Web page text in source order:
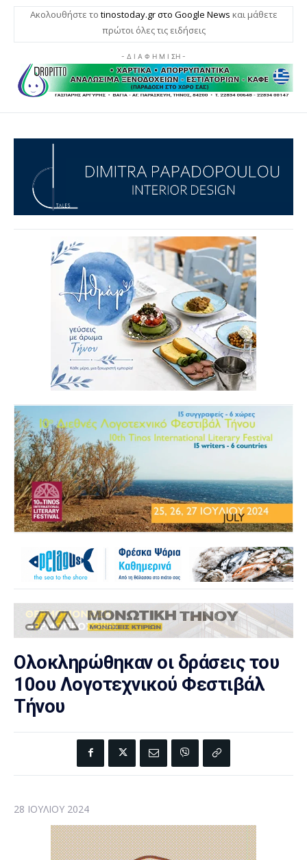
Ακολουθήστε το tinostoday.gr στο Google News και μάθετε
πρώτοι όλες τις ειδήσεις
- Δ Ι Α Φ Η Μ Ι ΣΗ -